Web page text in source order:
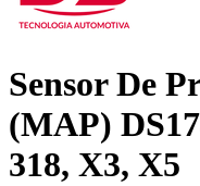
Sensor De
(MAP)
318, X3, X5